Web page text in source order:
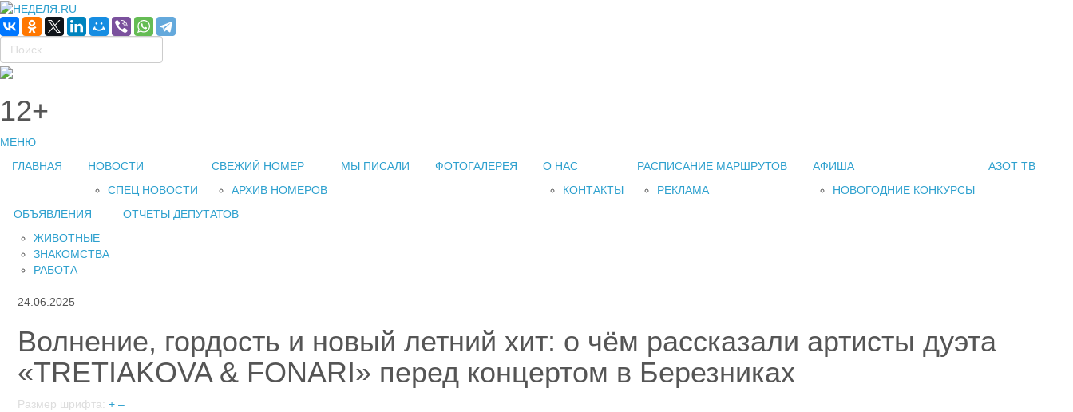
12+
МЕНЮ
ГЛАВНАЯ
НОВОСТИ
СПЕЦ НОВОСТИ
СВЕЖИЙ НОМЕР
АРХИВ НОМЕРОВ
МЫ ПИСАЛИ ФОТОГАЛЕРЕЯ
О НАС
КОНТАКТЫ
РАСПИСАНИЕ МАРШРУТОВ
РЕКЛАМА
АФИША
НОВОГОДНИЕ КОНКУРСЫ
АЗОТ ТВ
ОБЪЯВЛЕНИЯ
ЖИВОТНЫЕ
ЗНАКОМСТВА
РАБОТА
ОТЧЕТЫ ДЕПУТАТОВ
24.06.2025
Волнение, гордость и новый летний хит: о чём рассказали артисты дуэта
«TRETIAKOVA & FONARI» перед концертом в Березниках
Размер шрифта: + –